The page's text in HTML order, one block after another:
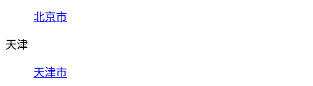
北京市
天津
天津市